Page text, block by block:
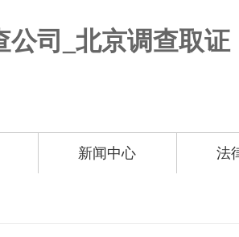
新闻中心 法